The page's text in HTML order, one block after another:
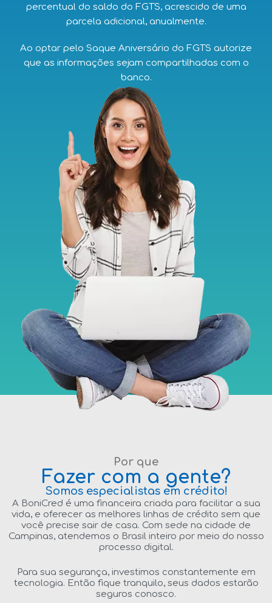
percentual do saldo do FGTS, acrescido de uma
parcela adicional, anualmente.
Ao optar pelo Saque Aniversário do FGTS autorize
que as informações sejam compartilhadas com o
banco.
Por que
Fazer com a gente?
Somos especialistas em crédito!
A BoniCred é uma financeira criada para facilitar a sua
vida, e oferecer as melhores linhas de crédito sem que
você precise sair de casa. Com sede na cidade de
Campinas, atendemos o Brasil inteiro por meio do nosso
processo digital.
Para sua segurança, investimos constantemente em
tecnologia. Então fique tranquilo, seus dados estarão
seguros conosco.